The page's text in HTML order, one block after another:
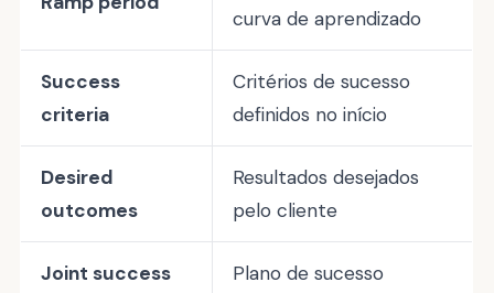
curva de aprendizado
Success
criteria
Critérios de sucesso
definidos no início
Desired
outcomes
Resultados desejados
pelo cliente
Joint success
Plano de sucesso